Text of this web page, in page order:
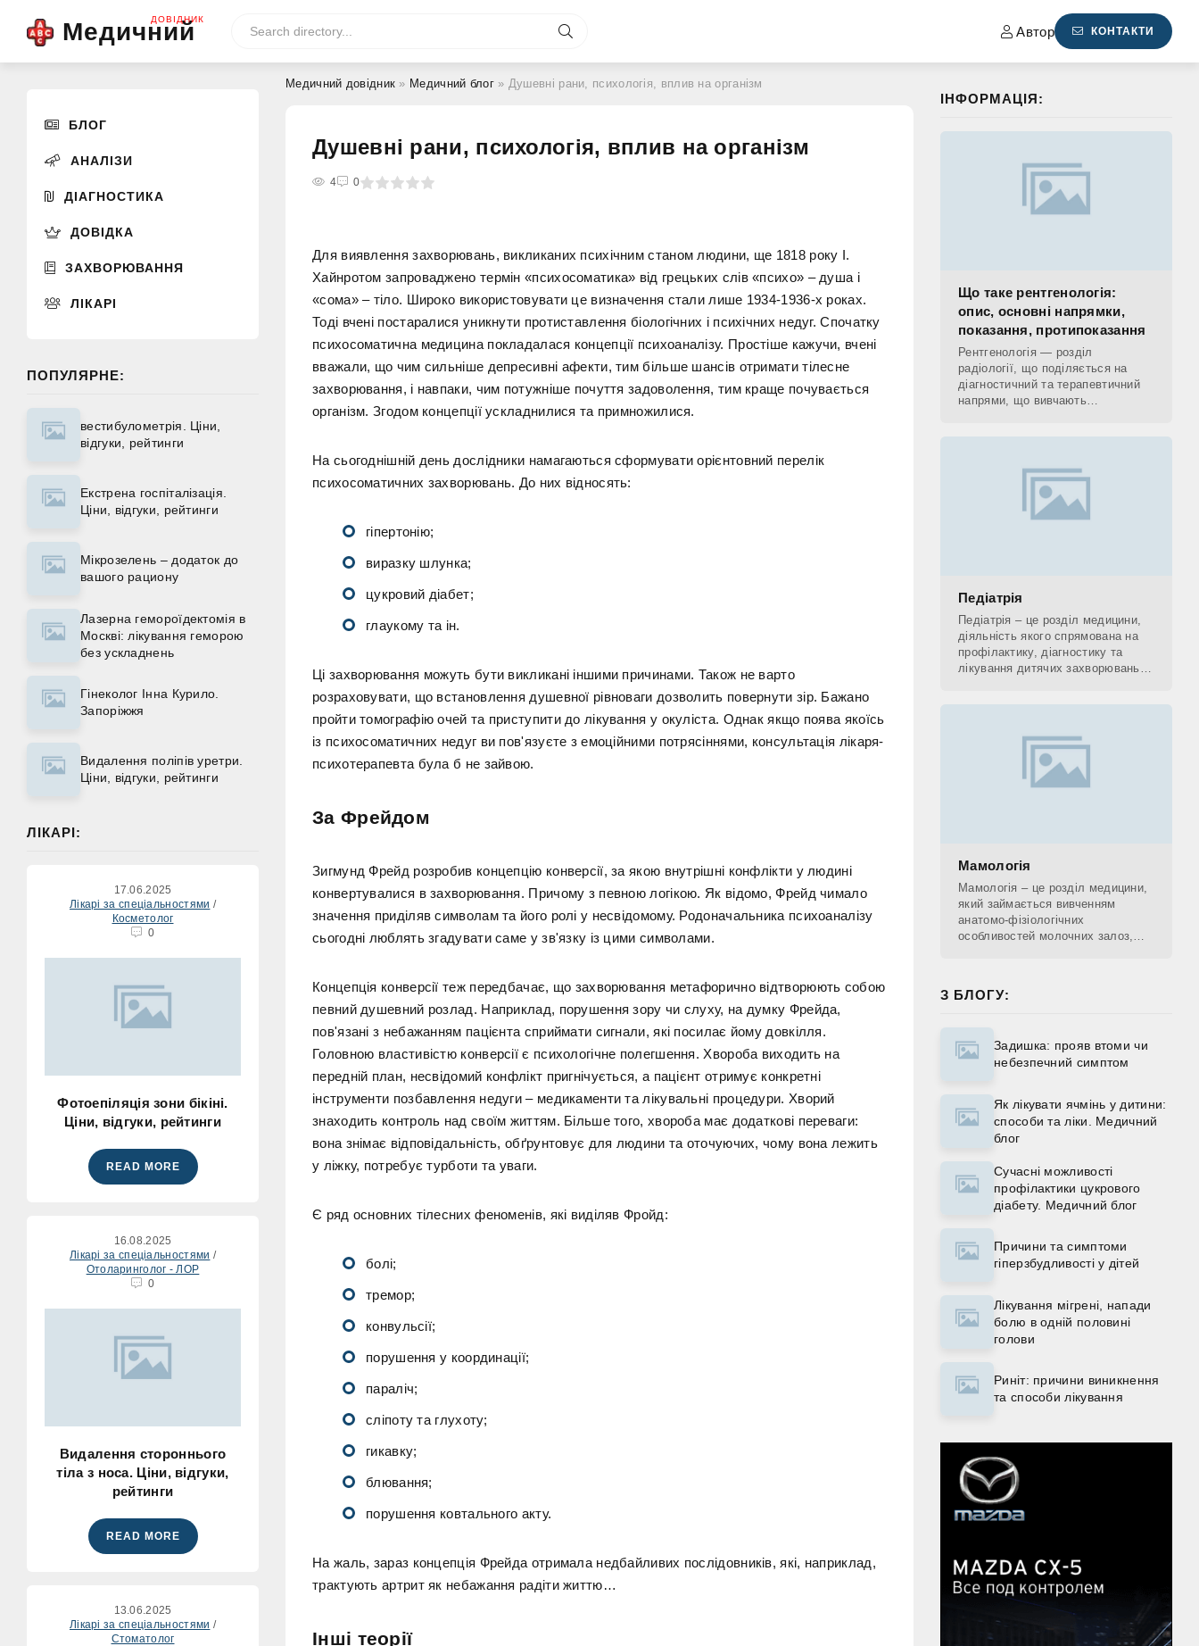
Медичний
ДОВІДНИК
Автор КОНТАКТИ
БЛОГ
АНАЛІЗИ
ДІАГНОСТИКА
ДОВІДКА
ЗАХВОРЮВАННЯ
ЛІКАРІ
ПОПУЛЯРНЕ:
вестибулометрія. Ціни,
відгуки, рейтинги
Екстрена госпіталізація.
Ціни, відгуки, рейтинги
Мікрозелень – додаток до
вашого рациону
Лазерна гемороїдектомія в
Москві: лікування геморою
без ускладнень
Гінеколог Інна Курило.
Запоріжжя
Видалення поліпів уретри.
Ціни, відгуки, рейтинги
ЛІКАРІ:
17.06.2025
Лікарі за спеціальностями /
Косметолог
0
Фотоепіляція зони бікіні.
Ціни, відгуки, рейтинги
READ MORE
16.08.2025
Лікарі за спеціальностями /
Отоларинголог - ЛОР
0
Видалення стороннього
тіла з носа. Ціни, відгуки,
рейтинги
READ MORE
13.06.2025
Лікарі за спеціальностями /
Стоматолог
Медичний довідник » Медичний блог» Душевні рани, психологія, вплив на організм
Душевні рани, психологія, вплив на організм
4 0
4 5
Для виявлення захворювань, викликаних психічним станом людини, ще 1818 року І.
Хайнротом запроваджено термін «психосоматика» від грецьких слів «психо» – душа і
«сома» – тіло. Широко використовувати це визначення стали лише 1934-1936-х роках.
Тоді вчені постаралися уникнути протиставлення біологічних і психічних недуг. Спочатку
психосоматична медицина покладалася концепції психоаналізу. Простіше кажучи, вчені
вважали, що чим сильніше депресивні афекти, тим більше шансів отримати тілесне
захворювання, і навпаки, чим потужніше почуття задоволення, тим краще почувається
організм. Згодом концепції ускладнилися та примножилися.
На сьогоднішній день дослідники намагаються сформувати орієнтовний перелік
психосоматичних захворювань. До них відносять:
гіпертонію;
виразку шлунка;
цукровий діабет;
глаукому та ін.
Ці захворювання можуть бути викликані іншими причинами. Також не варто
розраховувати, що встановлення душевної рівноваги дозволить повернути зір. Бажано
пройти томографію очей та приступити до лікування у окуліста. Однак якщо поява якоїсь
із психосоматичних недуг ви пов'язуєте з емоційними потрясіннями, консультація лікаря-
психотерапевта була б не зайвою.
За Фрейдом
Зигмунд Фрейд розробив концепцію конверсії, за якою внутрішні конфлікти у людині
конвертувалися в захворювання. Причому з певною логікою. Як відомо, Фрейд чимало
значення приділяв символам та його ролі у несвідомому. Родоначальника психоаналізу
сьогодні люблять згадувати саме у зв'язку із цими символами.
Концепція конверсії теж передбачає, що захворювання метафорично відтворюють собою
певний душевний розлад. Наприклад, порушення зору чи слуху, на думку Фрейда,
пов'язані з небажанням пацієнта сприймати сигнали, які посилає йому довкілля.
Головною властивістю конверсії є психологічне полегшення. Хвороба виходить на
передній план, несвідомий конфлікт пригнічується, а пацієнт отримує конкретні
інструменти позбавлення недуги – медикаменти та лікувальні процедури. Хворий
знаходить контроль над своїм життям. Більше того, хвороба має додаткові переваги:
вона знімає відповідальність, обґрунтовує для людини та оточуючих, чому вона лежить
у ліжку, потребує турботи та уваги.
Є ряд основних тілесних феноменів, які виділяв Фройд:
болі;
тремор;
конвульсії;
порушення у координації;
параліч;
сліпоту та глухоту;
гикавку;
блювання;
порушення ковтального акту.
На жаль, зараз концепція Фрейда отримала недбайливих послідовників, які, наприклад,
трактують артрит як небажання радіти життю…
Інші теорії
ІНФОРМАЦІЯ:
Що таке рентгенологія:
опис, основні напрямки,
показання, протипоказання
Рентгенологія — розділ
радіології, що поділяється на
діагностичний та терапевтичний
напрями, що вивчають
Педіатрія
Педіатрія – це розділ медицини,
діяльність якого спрямована на
профілактику, діагностику та
лікування дитячих захворювань, а
Мамологія
Мамологія – це розділ медицини,
який займається вивченням
анатомо-фізіологічних
особливостей молочних залоз,
З БЛОГУ:
Задишка: прояв втоми чи
небезпечний симптом
Як лікувати ячмінь у дитини:
способи та ліки. Медичний
блог
Сучасні можливості
профілактики цукрового
діабету. Медичний блог
Причини та симптоми
гіперзбудливості у дітей
Лікування мігрені, напади
болю в одній половині
голови
Риніт: причини виникнення
та способи лікування